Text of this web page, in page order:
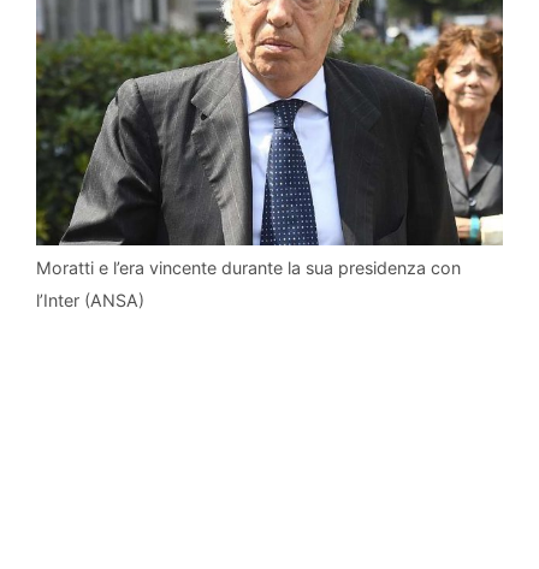
Moratti e l’era vincente durante la sua presidenza con
l’Inter (ANSA)